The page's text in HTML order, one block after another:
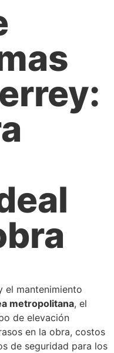
el mantenimiento
metropolitana, el
de elevación
en la obra, costos
de seguridad para los